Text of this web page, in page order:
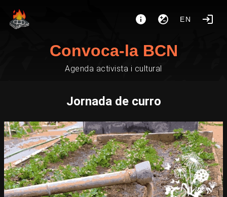
EN
Convoca-la BCN
Agenda activista i cultural
Jornada de curro